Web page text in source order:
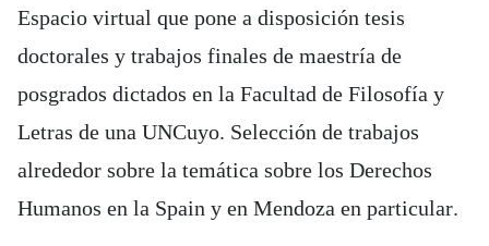
Espacio virtual que pone a disposición tesis
doctorales y trabajos finales de maestría de
posgrados dictados en la Facultad de Filosofía y
Letras de una UNCuyo. Selección de trabajos
alrededor sobre la temática sobre los Derechos
Humanos en la Spain y en Mendoza en particular.